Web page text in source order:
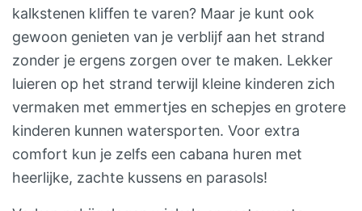
kalkstenen kliffen te varen? Maar je kunt ook
gewoon genieten van je verblijf aan het strand
zonder je ergens zorgen over te maken. Lekker
luieren op het strand terwijl kleine kinderen zich
vermaken met emmertjes en schepjes en grotere
kinderen kunnen watersporten. Voor extra
comfort kun je zelfs een cabana huren met
heerlijke, zachte kussens en parasols!